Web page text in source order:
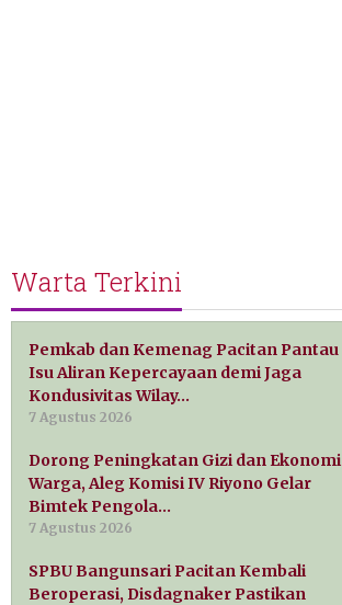
Warta Terkini
Pemkab dan Kemenag Pacitan Pantau
Isu Aliran Kepercayaan demi Jaga
Kondusivitas Wilay…
7 Agustus 2026
Dorong Peningkatan Gizi dan Ekonomi
Warga, Aleg Komisi IV Riyono Gelar
Bimtek Pengola…
7 Agustus 2026
SPBU Bangunsari Pacitan Kembali
Beroperasi, Disdagnaker Pastikan